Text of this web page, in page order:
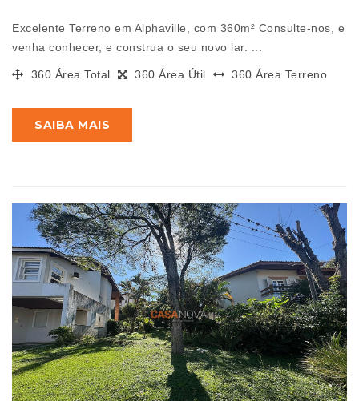
Excelente Terreno em Alphaville, com 360m² Consulte-nos, e
venha conhecer, e construa o seu novo lar. ...
360 Área Total 360 Área Útil 360 Área Terreno
SAIBA MAIS